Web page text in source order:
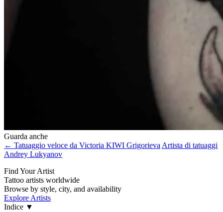
Guarda anche
← Tatuaggio veloce da Victoria KIWI Grigorieva Artista di tatuaggi
Andrey Lukyanov
Find Your Artist
Tattoo artists worldwide
Browse by style, city, and availability
Explore Artists
Indice ▼